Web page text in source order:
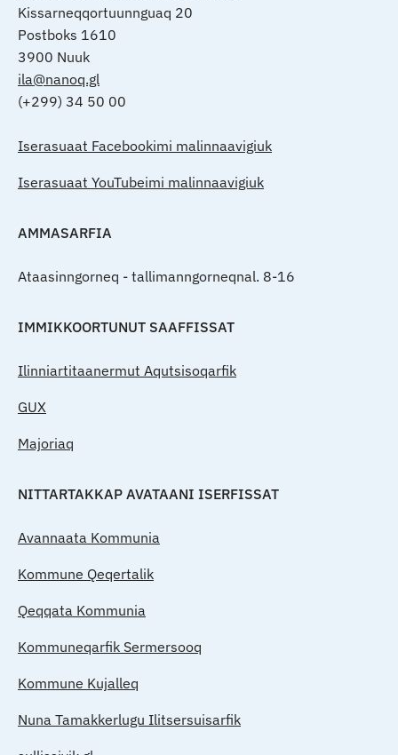
Kissarneqqortuunnguaq 20
Postboks 1610
3900 Nuuk
ila@nanoq.gl
(+299) 34 50 00
Iserasuaat Facebookimi malinnaavigiuk
Iserasuaat YouTubeimi malinnaavigiuk
AMMASARFIA
Ataasinngorneq - tallimanngorneqnal. 8-16
IMMIKKOORTUNUT SAAFFISSAT
Ilinniartitaanermut Aqutsisoqarfik
GUX
Majoriaq
NITTARTAKKAP AVATAANI ISERFISSAT
Avannaata Kommunia
Kommune Qeqertalik
Qeqqata Kommunia
Kommuneqarfik Sermersooq
Kommune Kujalleq
Nuna Tamakkerlugu Ilitsersuisarfik